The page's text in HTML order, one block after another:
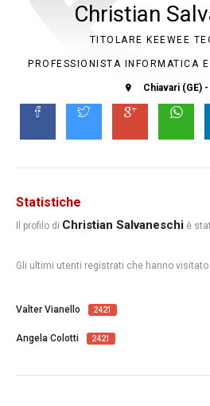
Christian
TITOLARE KEEWEE
PROFESSIONISTA INFORMATICA
Chiavari (GE)
Statistiche
Il profilo di Christian Salvaneschi è
Gli ultimi utenti registrati che hanno
Valter Vianello 2421
Angela Colotti 2421